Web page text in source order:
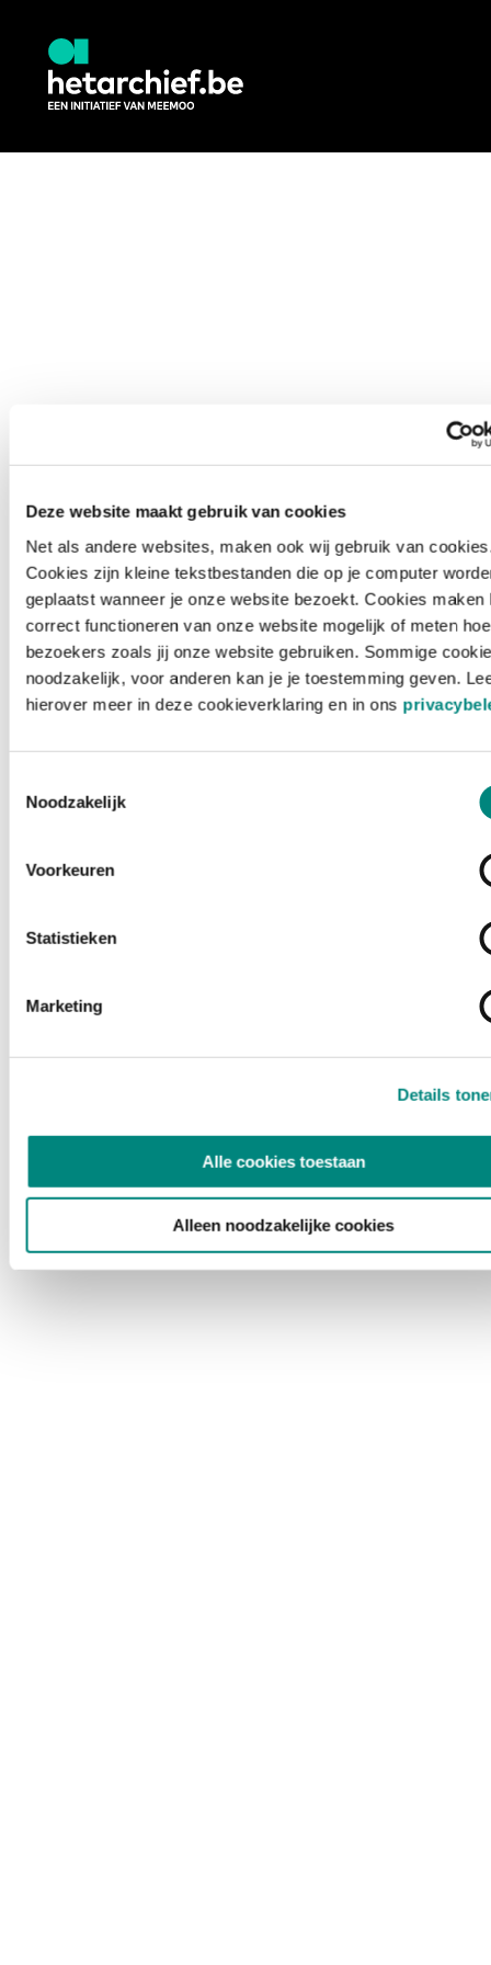
Deze website maakt gebruik van cookies
Net als andere websites, maken ook wij gebruik van
Cookies zijn kleine tekstbestanden die op je computer
geplaatst wanneer je onze website bezoekt. Cookies maken
correct functioneren van onze website mogelijk of meten hoe
bezoekers zoals jij onze website gebruiken. Sommige
noodzakelijk, voor anderen kan je je toestemming geven.
hierover meer in deze cookieverklaring en in ons
Noodzakelijk
Voorkeuren
Statistieken
Marketing
Details
Alle cookies toestaan
Alleen noodzakelijke cookies